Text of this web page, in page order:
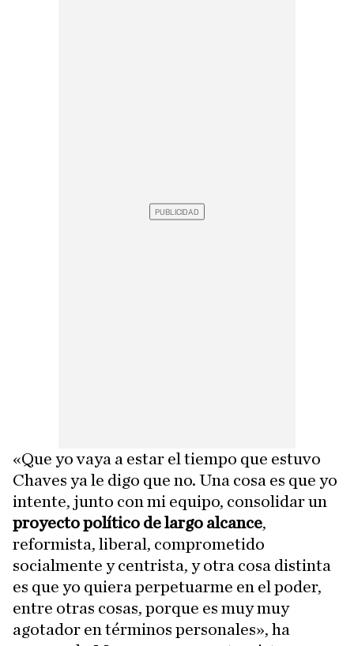
«Que yo vaya a estar el tiempo que estuvo
Chaves ya le digo que no. Una cosa es que yo
intente, junto con mi equipo, consolidar un
proyecto político de largo alcance,
reformista, liberal, comprometido
socialmente y centrista, y otra cosa distinta
es que yo quiera perpetuarme en el poder,
entre otras cosas, porque es muy muy
agotador en términos personales», ha